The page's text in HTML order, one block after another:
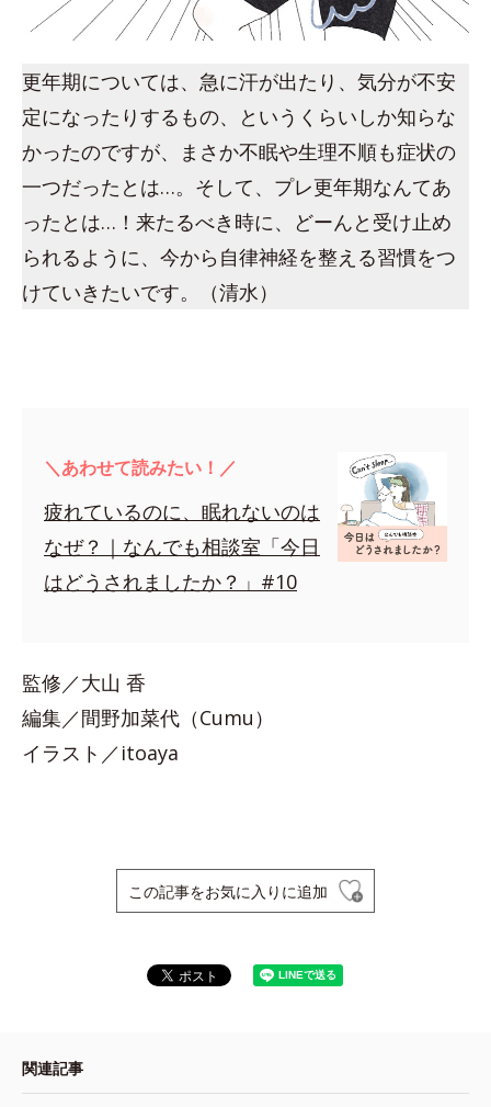
更年期については、急に汗が出たり、気分が不安
定になったりするもの、というくらいしか知らな
かったのですが、まさか不眠や生理不順も症状の
一つだったとは…。そして、プレ更年期なんてあ
ったとは…！来たるべき時に、どーんと受け止め
られるように、今から自律神経を整える習慣をつ
けていきたいです。（清水）
＼あわせて読みたい！／
疲れているのに、眠れないのは
なぜ？｜なんでも相談室「今日
はどうされましたか？」#10
監修／大山 香
編集／間野加菜代（Cumu）
イラスト／itoaya
この記事をお気に入りに追加
関連記事